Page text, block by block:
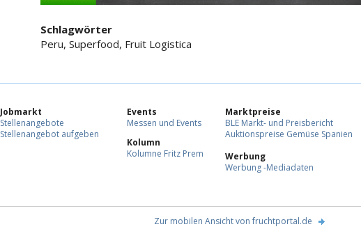
Schlagwörter
Peru, Superfood, Fruit Logistica
Jobmarkt
Stellenangebote
Stellenangebot aufgeben
Events
Messen und Events
Kolumn
Kolumne Fritz Prem
Marktpreise
BLE Markt- und Preisbericht
Auktionspreise Gemüse Spanien
Werbung
Werbung -Mediadaten
Zur mobilen Ansicht von fruchtportal.de